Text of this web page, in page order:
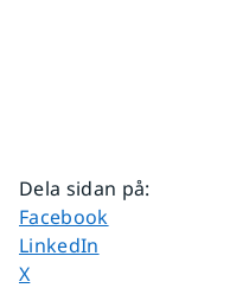
Dela sidan på:
Dela sidan på
Facebook
Dela sidan på
LinkedIn
Dela sidan på
X